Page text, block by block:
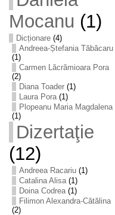
Mocanu (1)
Dicționare(4)
Andreea-Ștefania Tăbăcaru
(1)
Carmen Lăcrămioara Pora
(2)
Diana Toader(1)
Laura Pora(1)
Plopeanu Maria Magdalena
(1)
Dizertaţie
(12)
Andreea Racariu(1)
Catalina Alisa(1)
Doina Codrea(1)
Filimon Alexandra-Cătălina
(2)